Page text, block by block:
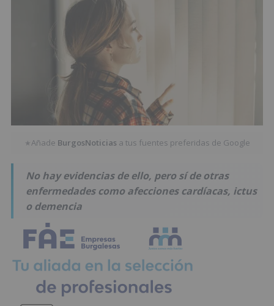
★Añade BurgosNoticias a tus fuentes preferidas de Google
No hay evidencias de ello, pero sí de otras
enfermedades como afecciones cardíacas, ictus
o demencia